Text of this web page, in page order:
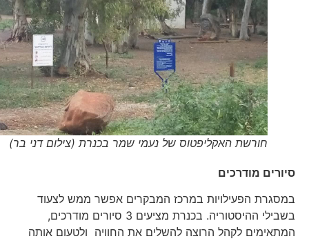
חורשת האקליפטוס של נעמי שמר בכנרת (צילום דני בר)
סיורים מודרכים
במסגרת הפעילויות במרכז המבקרים אפשר ממש לצעוד
בשבילי ההיסטוריה. בכנרת מציעים 3 סיורים מודרכים,
המתאימים לקהל הרוצה להשלים את החוויה ולטעום אותה